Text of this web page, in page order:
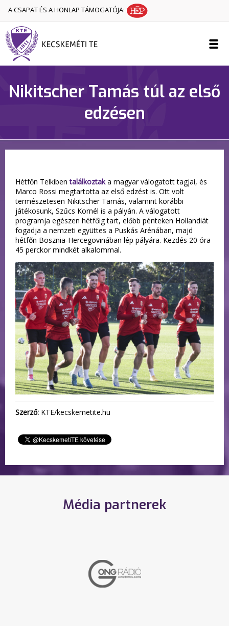
A CSAPAT ÉS A HONLAP TÁMOGATÓJA:
Nikitscher Tamás túl az első
edzésen
Hétfőn Telkibentalálkoztaka magyar válogatott tagjai, és
Marco Rossi megtartotta az első edzést is. Ott volt
természetesen Nikitscher Tamás, valamint korábbi
játékosunk, Szűcs Kornél is a pályán. A válogatott
programja egészen hétfőig tart, előbb pénteken Hollandiát
fogadja a nemzeti együttes a Puskás Arénában, majd
hétfőn Bosznia-Hercegovinában lép pályára. Kezdés 20 óra
45 perckor mindkét alkalommal.
Szerző: KTE/kecskemetite.hu
Média partnerek